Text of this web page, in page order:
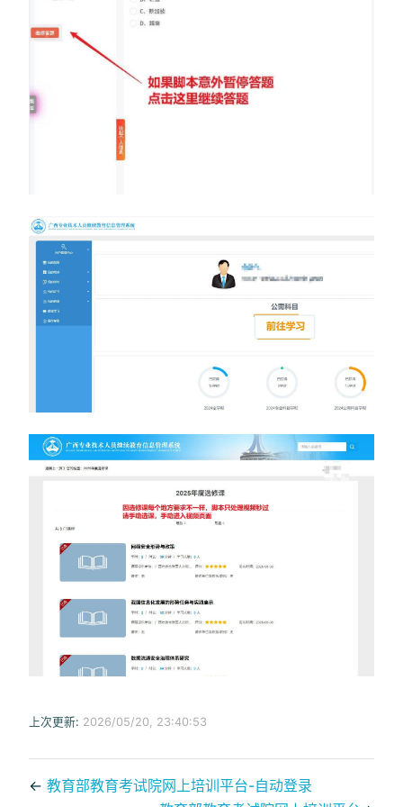
上次更新: 2026/05/20, 23:40:53
← 教育部教育考试院网上培训平台-自动登录